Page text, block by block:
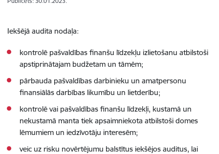
Iekšējā audita nodaļa:
kontrolē pašvaldības finanšu līdzekļu izlietošanu atbilstoši
apstiprinātajam budžetam un tāmēm;
pārbauda pašvaldības darbinieku un amatpersonu
finansiālās darbības likumību un lietderību;
kontrolē vai pašvaldības finanšu līdzekļi, kustamā un
nekustamā manta tiek apsaimniekota atbilstoši domes
lēmumiem un iedzīvotāju interesēm;
veic uz risku novērtējumu balstītus iekšējos auditus, lai